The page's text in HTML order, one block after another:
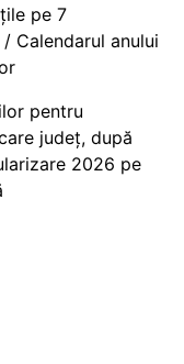
pe 7
Calendarul anului
pentru
județ, după
2026 pe